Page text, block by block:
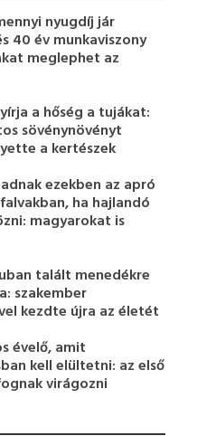
nyugdíj jár
40 év munkaviszony
meglephet az
a hőség a tujákat:
sövénynövényt
a kertészek
ezekben az apró
ha hajlandó
magyarokat is
talált menedékre
szakember
kezdte újra az életét
évelő, amit
kell elültetni: az első
virágozni